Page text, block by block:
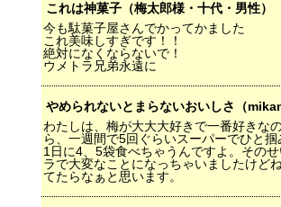
これは神菓子（梅太郎様・十代・男性）
今も駄菓子屋さんでかってかました
これ美味しすぎです！！
絶対になくならないで！
ウメトラ兄弟永遠に
やめられないとまらないおいしさ（
わたしは、梅が大大大好きで一番好きな
ら、一週間で5回ぐらいスーパーでひと
1日に4、5袋食べちゃうんですよ。その
ラで大変なことになっちゃいましたけど
てたらなぁと思います。